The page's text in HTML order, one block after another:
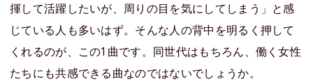
揮して活躍したいが、周りの目を気にしてしまう」と感
じている人も多いはず。そんな人の背中を明るく押して
くれるのが、この1曲です。同世代はもちろん、働く女性
たちにも共感できる曲なのではないでしょうか。